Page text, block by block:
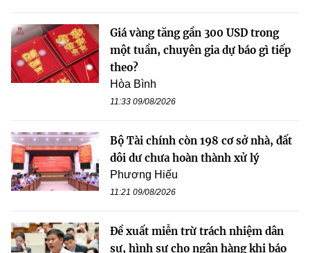
Giá vàng tăng gần 300 USD trong
một tuần, chuyên gia dự báo gì tiếp
theo?
Hòa Bình
11:33 09/08/2026
Bộ Tài chính còn 198 cơ sở nhà, đất
dôi dư chưa hoàn thành xử lý
Phương Hiếu
11:21 09/08/2026
Đề xuất miễn trừ trách nhiệm dân
sự, hình sự cho ngân hàng khi báo